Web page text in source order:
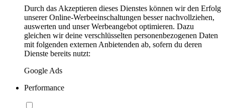
Durch das Akzeptieren dieses Dienstes können wir den Erfolg
unserer Online-Werbeeinschaltungen besser nachvollziehen,
auswerten und unser Werbeangebot optimieren. Dazu
gleichen wir deine verschlüsselten personenbezogenen Daten
mit folgenden externen Anbietenden ab, sofern du deren
Dienste bereits nutzt:
Google Ads
Performance